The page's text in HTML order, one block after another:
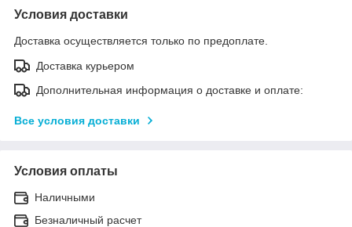
Условия доставки
Доставка осуществляется только по предоплате.
Доставка курьером
Дополнительная информация о доставке и оплате:
Все условия доставки
Условия оплаты
Наличными
Безналичный расчет